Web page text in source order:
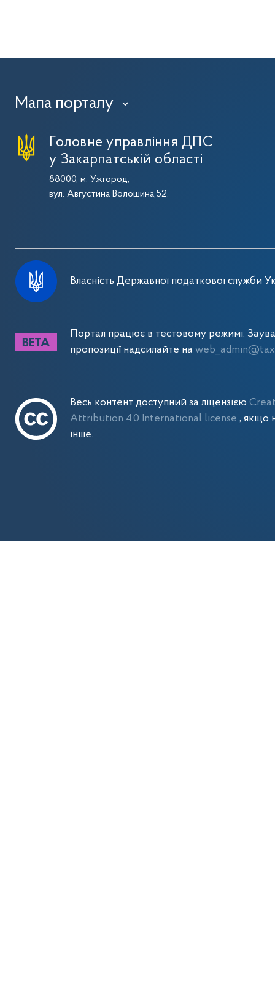
Мапа порталу ›
Головне управління ДПС
у Закарпатській області
88000, м. Ужгород,
вул. Августина Волошина,52.
Власність Державної податкової служби
Портал працює в тестовому режимі.
пропозиції надсилайте на
Весь контент доступний за ліцензією
Attribution 4.0 International license, якщо
інше.